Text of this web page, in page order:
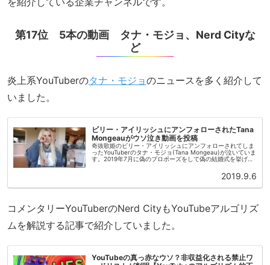
第17位 5本の動画 タナ・モジョ、Nerd Cityな
ど
炎上系YouTuberのタナ・モジョのニュースを多く紹介して
いました。
ビリー・アイリッシュにアンフォローされたTana
Mongeauがウソ泣き動画を投稿
奇抜歌姫のビリー・アイリッシュにアンフォローされてしま
ったYouTuberのタナ・モジョ(Tana Mongeau)が泣いていま
す。2019年7月に偽のプロポーズをして偽の結婚式を挙げた
2019.9.6
コメンタリーYouTuberのNerd CityもYouTubeアルゴリズ
ムを解説する記事で紹介していました。
YouTubeの真っ赤なウソ？非収益化される禁止ワ